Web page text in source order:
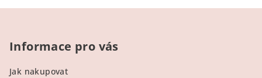
Informace pro vás
Jak nakupovat